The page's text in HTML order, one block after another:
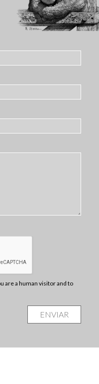
are a human visitor and to